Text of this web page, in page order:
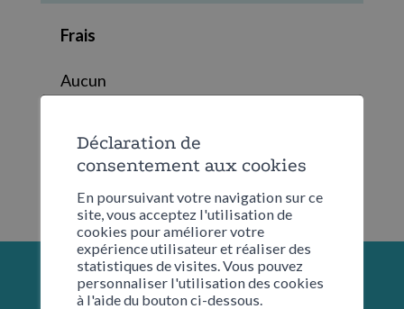
Frais
Aucun
Déclaration de
consentement aux cookies
En poursuivant votre navigation sur ce
site, vous acceptez l'utilisation de
cookies pour améliorer votre
expérience utilisateur et réaliser des
statistiques de visites. Vous pouvez
personnaliser l'utilisation des cookies
à l'aide du bouton ci-dessous.